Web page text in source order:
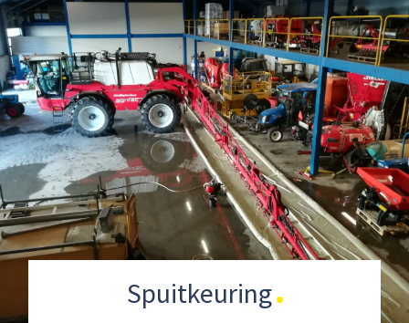
Spuitkeuring